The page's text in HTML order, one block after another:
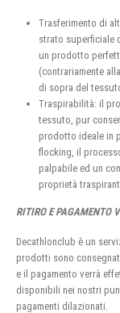
Trasferimento di
strato superficiale
un prodotto
(contrariamente
di sopra del
Traspirabilità: il
tessuto, pur
prodotto ideale in
flocking, il
palpabile ed un
proprietà
RITIRO E PAGAMENTO
Decathlonclub è un
prodotti sono
e il pagamento verrà
disponibili nei nostri
pagamenti dilazionati.